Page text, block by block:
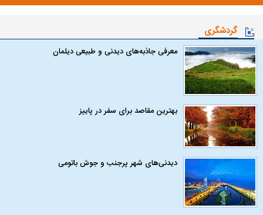
گردشگری
معرفی جاذبه‌های دیدنی و طبیعی دیلمان
بهترین مقاصد برای سفر در پاییز
دیدنی‌های شهر پرجنب و جوش باتومی